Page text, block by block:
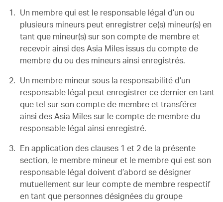
Un membre qui est le responsable légal d’un ou
plusieurs mineurs peut enregistrer ce(s) mineur(s) en
tant que mineur(s) sur son compte de membre et
recevoir ainsi des Asia Miles issus du compte de
membre du ou des mineurs ainsi enregistrés.
Un membre mineur sous la responsabilité d’un
responsable légal peut enregistrer ce dernier en tant
que tel sur son compte de membre et transférer
ainsi des Asia Miles sur le compte de membre du
responsable légal ainsi enregistré.
En application des clauses 1 et 2 de la présente
section, le membre mineur et le membre qui est son
responsable légal doivent d’abord se désigner
mutuellement sur leur compte de membre respectif
en tant que personnes désignées du groupe